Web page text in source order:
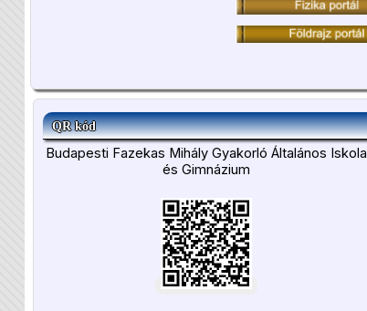
QR kód
Budapesti Fazekas Mihály Gyakorló Általános Iskola
és Gimnázium